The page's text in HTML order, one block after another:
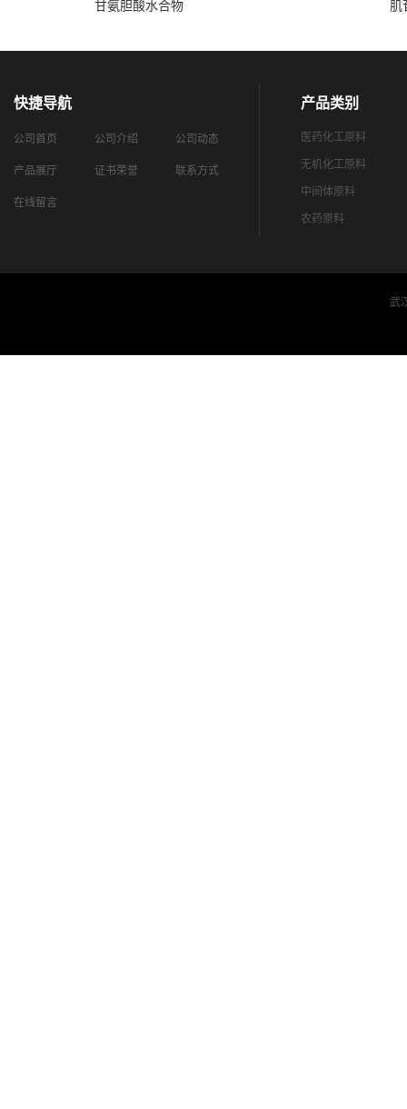
甘氨胆酸水合物 肌
快捷导航
公司首页 公司介绍 公司动态
产品展厅 证书荣誉 联系方式
在线留言
产品类别
医药化工原料
无机化工原料
中间体原料
农药原料
武